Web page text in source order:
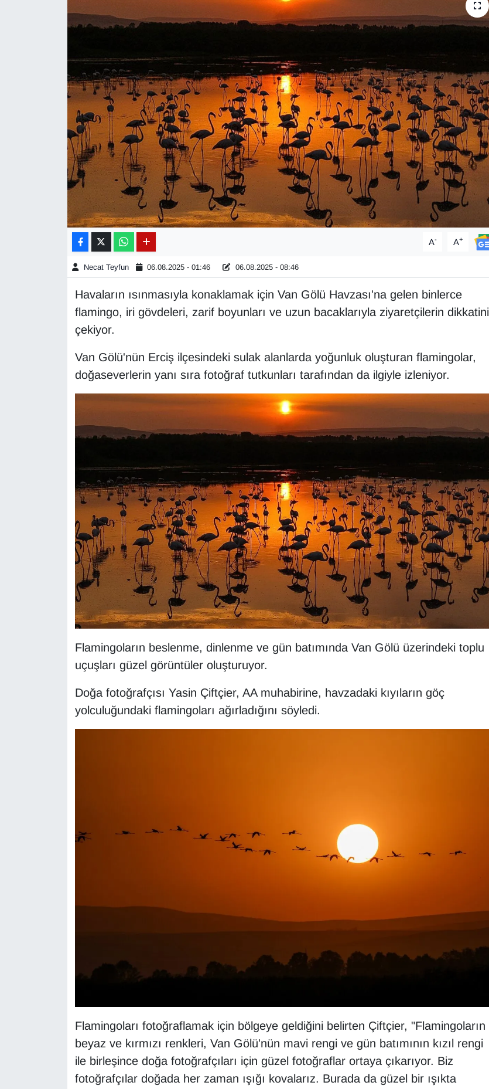
A- A+
Necat Teyfun 06.08.2025 - 01:46 06.08.2025 - 08:46
Havaların ısınmasıyla konaklamak için Van Gölü Havzası'na gelen binlerce
flamingo, iri gövdeleri, zarif boyunları ve uzun bacaklarıyla ziyaretçilerin dikkatini
çekiyor.
Van Gölü'nün Erciş ilçesindeki sulak alanlarda yoğunluk oluşturan flamingolar,
doğaseverlerin yanı sıra fotoğraf tutkunları tarafından da ilgiyle izleniyor.
Flamingoların beslenme, dinlenme ve gün batımında Van Gölü üzerindeki toplu
uçuşları güzel görüntüler oluşturuyor.
Doğa fotoğrafçısı Yasin Çiftçier, AA muhabirine, havzadaki kıyıların göç
yolculuğundaki flamingoları ağırladığını söyledi.
Flamingoları fotoğraflamak için bölgeye geldiğini belirten Çiftçier, "Flamingoların
beyaz ve kırmızı renkleri, Van Gölü'nün mavi rengi ve gün batımının kızıl rengi
ile birleşince doğa fotoğrafçıları için güzel fotoğraflar ortaya çıkarıyor. Biz
fotoğrafçılar doğada her zaman ışığı kovalarız. Burada da güzel bir ışıkta
EĞİTİM
EKONOMİ
Eleman
En çok konuşulanlar
GENEL
HABERDE İNSAN
Kamu Alımları
Kim Kimdir?
Kültür & Sanat
MAGAZİN
ONE EKONOMİ
POLİTİKA
RÖPORTAJ
VAN'DA SPOR